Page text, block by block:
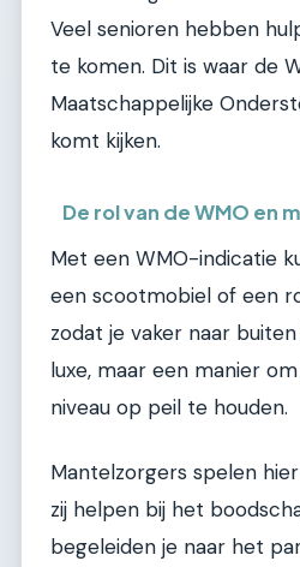
Veel senioren hebben
te komen. Dit is waar de
Maatschappelijke
komt kijken.
De rol van de WMO en
Met een WMO-indicatie
een scootmobiel of een
zodat je vaker naar
luxe, maar een manier
niveau op peil te houden.
Mantelzorgers spelen
zij helpen bij het
begeleiden je naar het